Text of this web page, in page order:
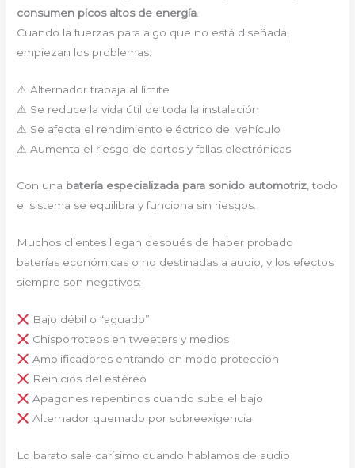
consumen picos altos de energía
Cuando la fuerzas para algo que no está diseñada,
empiezan los problemas:
⚠ Alternador trabaja al límite
⚠ Se reduce la vida útil de toda la instalación
⚠ Se afecta el rendimiento eléctrico del vehículo
⚠ Aumenta el riesgo de cortos y fallas electrónicas
Con una batería especializada para sonido automotriz, todo
el sistema se equilibra y funciona sin riesgos.
Muchos clientes llegan después de haber probado
baterías económicas o no destinadas a audio, y los efectos
siempre son negativos:
Bajo débil o “aguado”
Chisporroteos en tweeters y medios
Amplificadores entrando en modo protección
Reinicios del estéreo
Apagones repentinos cuando sube el bajo
Alternador quemado por sobreexigencia
Lo barato sale carísimo cuando hablamos de audio